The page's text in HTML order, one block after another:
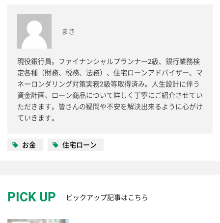
まさ
現役銀行員。ファイナンシャルプランナー2級、銀行業務検
定各種（財務、税務、法務）、住宅ローンアドバイザー、マ
ネーロンダリング対策実務2級等取得済み。人生設計に伴う
資金計画、ローン商品について詳しく丁寧にご紹介させてい
ただきます。皆さんの疑問や不安を解決出来るように心がけ
ていきます。
お金 住宅ローン
PICK UP ピックアップ記事はこちら